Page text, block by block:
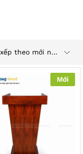
Sắp xếp theo mới nhất
Mới